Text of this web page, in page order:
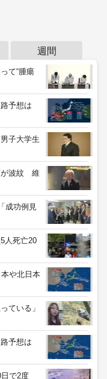
週間
て“腫瘍
路予想は
子大学生
が波紋 維
成功例見
人死亡20
本や北日本
ている」
路予想は
日で2度